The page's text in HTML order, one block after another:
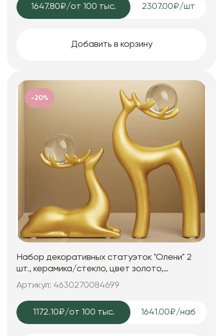
1647.80₽/от 100 тыс. 2307.00₽/шт
Добавить в корзину
-20%
Набор декоративных статуэток "Олени" 2
шт., керамика/стекло, цвет золото,
12,5*5,5*24; 15,5*5,5*16,5 см.
Артикул: 4630270084699
1172.10₽/от 100 тыс. 1641.00₽/наб